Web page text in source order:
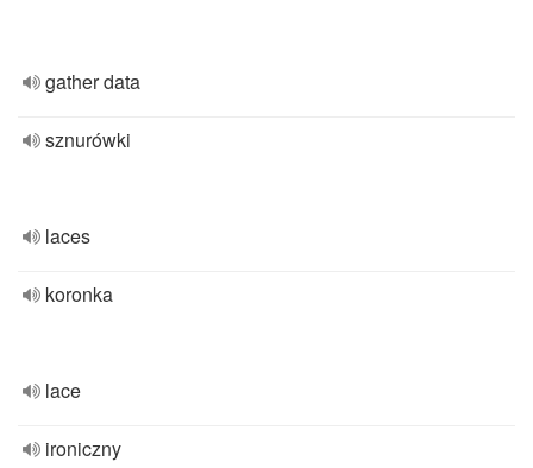
gather data
sznurówki
laces
koronka
lace
ironiczny